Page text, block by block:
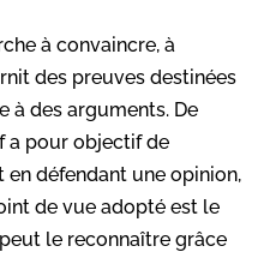
à convaincre, à
des preuves destinées
à des arguments. De
a pour objectif de
défendant une opinion,
de vue adopté est le
le reconnaître grâce